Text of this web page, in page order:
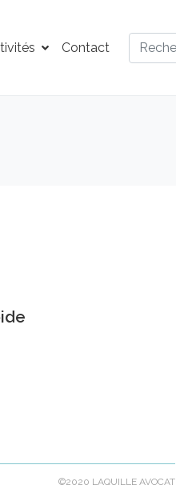
Contact
©2020 LAQUILLE AVOCAT